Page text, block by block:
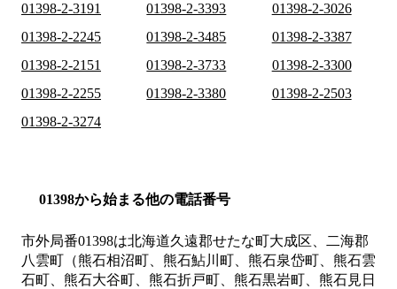
01398-2-3191
01398-2-3393
01398-2-3026
01398-2-2245
01398-2-3485
01398-2-3387
01398-2-2151
01398-2-3733
01398-2-3300
01398-2-2255
01398-2-3380
01398-2-2503
01398-2-3274
01398から始まる他の電話番号
市外局番01398は北海道久遠郡せたな町大成区、二海郡
八雲町（熊石相沼町、熊石鮎川町、熊石泉岱町、熊石雲
石町、熊石大谷町、熊石折戸町、熊石黒岩町、熊石見日